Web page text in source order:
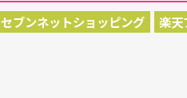
セブンネットショッピング 楽天